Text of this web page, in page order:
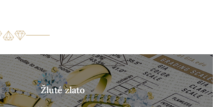
Žluté zlato